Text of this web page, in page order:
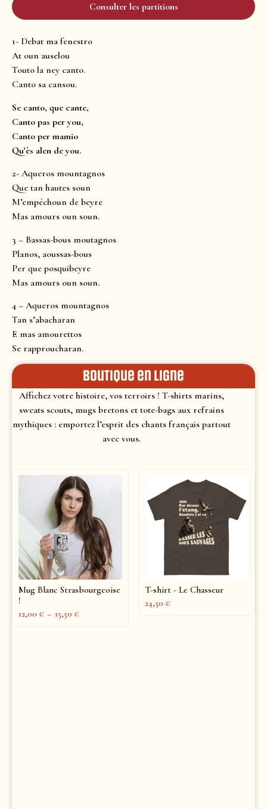
Consulter les partitions
1- Debat ma fenestro
At oun auselou
Touto la ney canto.
Canto sa cansou.
Se canto, que cante,
Canto pas per you,
Canto per mamio
Qu’ès alen de you.
2- Aqueros mountagnos
Que tan hautes soun
M’empéchoun de beyre
Mas amours oun soun.
3 – Bassas-bous moutagnos
Planos, aoussas-bous
Per que posquibeyre
Mas amours oun soun.
4 – Aqueros mountagnos
Tan s’abacharan
E mas amourettos
Se rapproucharan.
Boutique en ligne
Affichez votre histoire, vos terroirs ! T-shirts marins,
sweats scouts, mugs bretons et tote-bags aux refrains
mythiques : emportez l’esprit des chants français partout
avec vous.
Mug Blanc Strasbourgeoise
!
12,00 € – 15,50 €
T-shirt - Le Chasseur
24,50 €